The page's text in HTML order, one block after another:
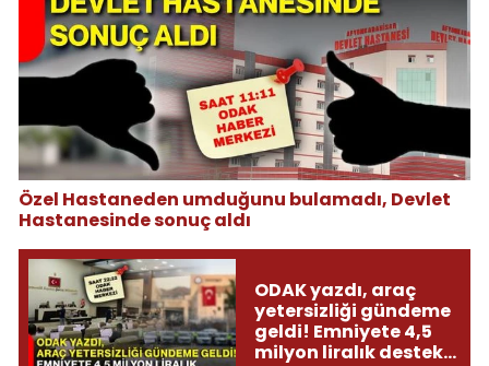
Özel Hastaneden umduğunu bulamadı, Devlet
Hastanesinde sonuç aldı
ODAK yazdı, araç
yetersizliği gündeme
geldi! Emniyete 4,5
milyon liralık destek